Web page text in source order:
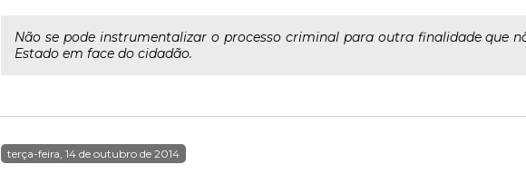
Não se pode instrumentalizar o processo criminal para outra finalidade que
Estado em face do cidadão.
terça-feira, 14 de outubro de 2014